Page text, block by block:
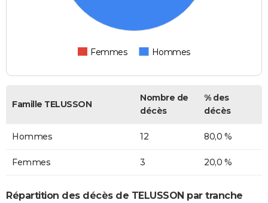
Femmes Hommes
Famille TELUSSON
Nombre de
décès
% des
décès
Hommes 12 80,0 %
Femmes 3 20,0 %
Répartition des décès de TELUSSON par tranche